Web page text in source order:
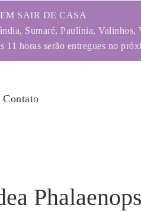
SAIR DE CASA
Sumaré, Paulínia, Valinhos,
11 horas serão entregues no
Contato